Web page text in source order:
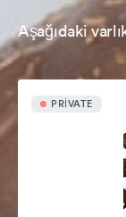
Aşağıdaki
PRIVATE